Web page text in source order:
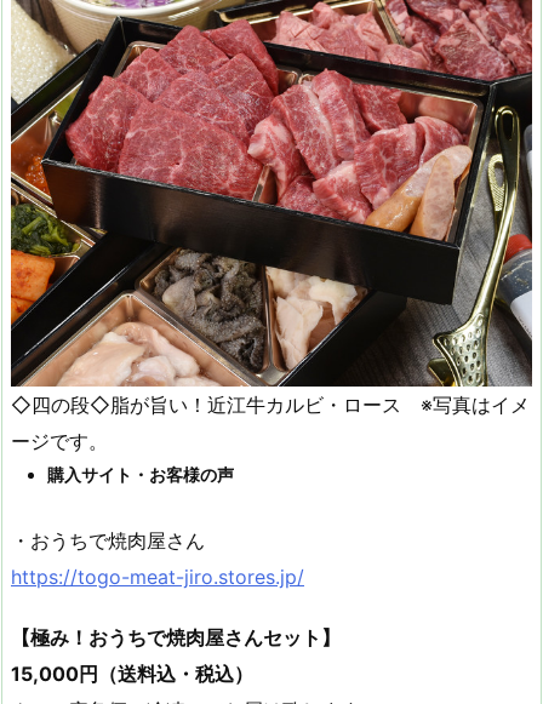
◇四の段◇脂が旨い！近江牛カルビ・ロース ※写真はイメ
ージです。
購入サイト・お客様の声
・おうちで焼肉屋さん
https://togo-meat-jiro.stores.jp/
【極み！おうちで焼肉屋さんセット】
15,000円（送料込・税込）